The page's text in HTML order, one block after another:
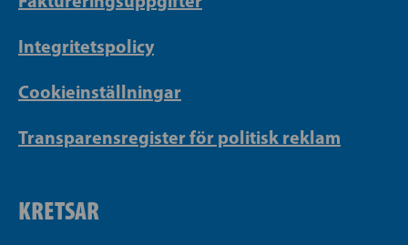
Integritetspolicy
Cookieinställningar
Transparensregister för politisk reklam
KRETSAR